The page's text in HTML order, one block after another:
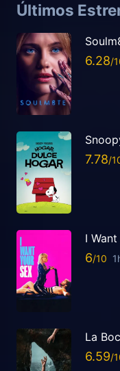
Últimos
6.28
7.78
I
6
La
6.59